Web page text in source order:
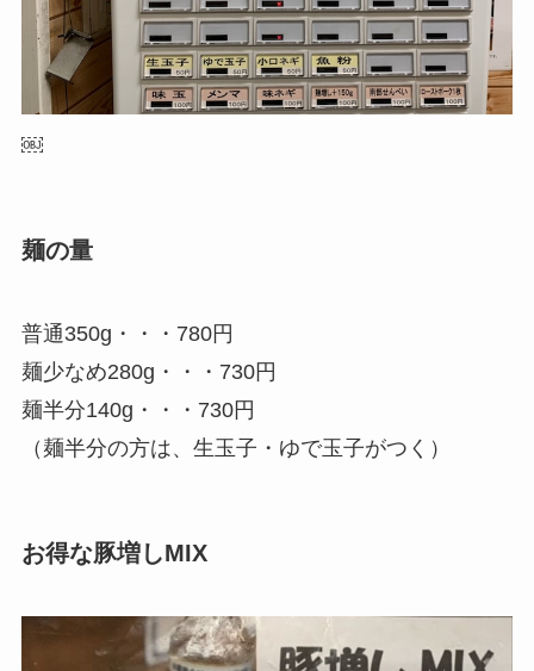
￼
麺の量
普通350g・・・780円
麺少なめ280g・・・730円
麺半分140g・・・730円
（麺半分の方は、生玉子・ゆで玉子がつく）
お得な豚増しMIX